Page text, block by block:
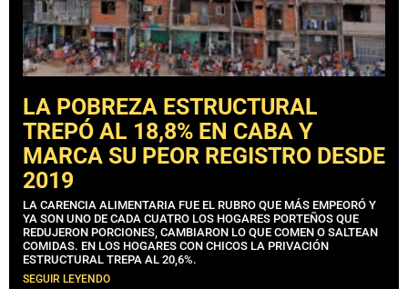
LA POBREZA ESTRUCTURAL
TREPÓ AL 18,8% EN CABA Y
MARCA SU PEOR REGISTRO DESDE
2019
LA CARENCIA ALIMENTARIA FUE EL RUBRO QUE MÁS EMPEORÓ Y
YA SON UNO DE CADA CUATRO LOS HOGARES PORTEÑOS QUE
REDUJERON PORCIONES, CAMBIARON LO QUE COMEN O SALTEAN
COMIDAS. EN LOS HOGARES CON CHICOS LA PRIVACIÓN
ESTRUCTURAL TREPA AL 20,6%.
SEGUIR LEYENDO